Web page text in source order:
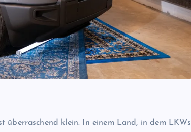
überraschend klein. In einem Land, in dem LKWs